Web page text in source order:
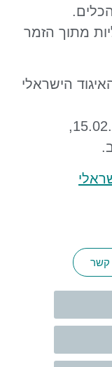
מתוך הזמר
הישראלי
קשר